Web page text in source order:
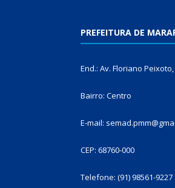
PREFEITURA DE
End.: Av. Floriano
Bairro: Centro
E-mail:
CEP: 68760-000
Telefone: (91) 98561-9227